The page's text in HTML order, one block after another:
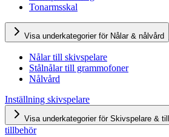
Tonarmsskal
Visa underkategorier för Nålar & nålvård
Nålar till skivspelare
Stålnålar till grammofoner
Nålvård
Inställning skivspelare
Visa underkategorier för Skivspelare &
tillbehör